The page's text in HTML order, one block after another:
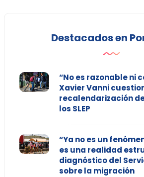
Destacados en
“No es razonable ni
Xavier Vanni
recalendarización
los SLEP
“Ya no es un
es una realidad
diagnóstico del
sobre la migración